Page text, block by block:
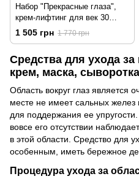
Набор "Прекрасные глаза",
крем-лифтинг для век 30
мл+пептидная сыворотка для
роста ресниц и бровей
1 505 грн 1 770 грн
Средства для ухода за
крем, маска, сыворотка
Область вокруг глаз является
месте не имеет сальных
для поддержания ее
вовсе его отсутствии
в этой области. Средство для
особенным, иметь бережное
Процедура ухода за